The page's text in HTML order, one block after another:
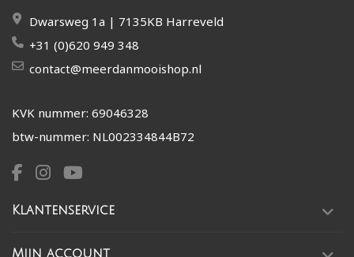
Dwarsweg 1a | 7135KB Harreveld
+31 (0)620 949 348
contact@meerdanmooishop.nl
KVK nummer: 69046328
btw-nummer: NL002334844B72
Klantenservice